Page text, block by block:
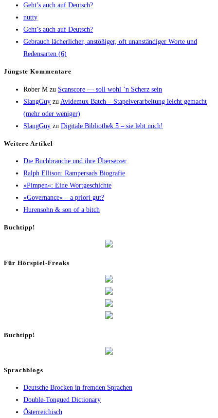
Geht’s auch auf Deutsch?
nut­ty
Geht’s auch auf Deutsch?
Gebrauch lächer­li­cher, anstö­ßi­ger, oft unan­stän­di­ger Wor­te und
Redens­ar­ten (6)
Jüngs­te Kommentare
Rober M zu Scans­core — soll wohl ’n Scherz sein
SlangGuy zu Avi­de­mux Batch – Sta­pel­ver­ar­bei­tung leicht gemacht
(mehr oder weniger)
SlangGuy zu Digi­ta­le Biblio­thek 5 – sie lebt noch!
Wei­te­re Artikel
Die Buch­bran­che und ihre Übersetzer
Ralph Elli­son: Ram­pers­ads Biografie
»Pim­pen«: Eine Wortgeschichte
»Gover­nan­ce« – a prio­ri gut?
Huren­sohn & son of a bitch
Buch­tipp!
Für Hör­spiel-Freaks
Buch­tipp!
Sprachblogs
Deutsche Brocken in fremden Sprachen
Double-Tongued Dictionary
Österreichisch